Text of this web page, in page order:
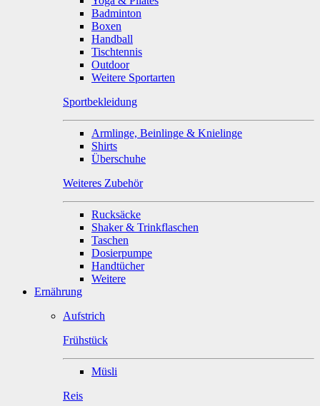
Badminton
Boxen
Handball
Tischtennis
Outdoor
Weitere Sportarten
Sportbekleidung
Armlinge, Beinlinge & Knielinge
Shirts
Überschuhe
Weiteres Zubehör
Rucksäcke
Shaker & Trinkflaschen
Taschen
Dosierpumpe
Handtücher
Weitere
Ernährung
Aufstrich
Frühstück
Müsli
Reis